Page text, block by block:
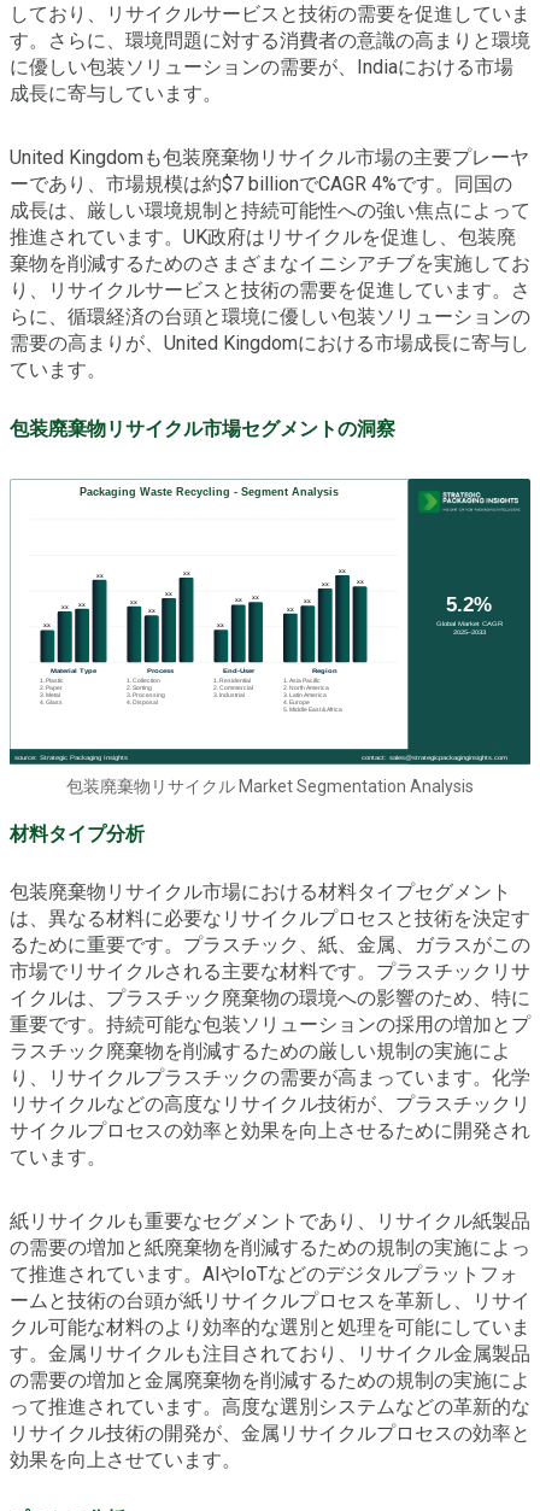
しており、リサイクルサービスと技術の需要を促進していま
す。さらに、環境問題に対する消費者の意識の高まりと環境
に優しい包装ソリューションの需要が、Indiaにおける市場
成長に寄与しています。
United Kingdomも包装廃棄物リサイクル市場の主要プレーヤ
ーであり、市場規模は約$7 billionでCAGR 4%です。同国の
成長は、厳しい環境規制と持続可能性への強い焦点によって
推進されています。UK政府はリサイクルを促進し、包装廃
棄物を削減するためのさまざまなイニシアチブを実施してお
り、リサイクルサービスと技術の需要を促進しています。さ
らに、循環経済の台頭と環境に優しい包装ソリューションの
需要の高まりが、United Kingdomにおける市場成長に寄与し
ています。
包装廃棄物リサイクル市場セグメントの洞察
包装廃棄物リサイクル Market Segmentation Analysis
材料タイプ分析
包装廃棄物リサイクル市場における材料タイプセグメント
は、異なる材料に必要なリサイクルプロセスと技術を決定す
るために重要です。プラスチック、紙、金属、ガラスがこの
市場でリサイクルされる主要な材料です。プラスチックリサ
イクルは、プラスチック廃棄物の環境への影響のため、特に
重要です。持続可能な包装ソリューションの採用の増加とプ
ラスチック廃棄物を削減するための厳しい規制の実施によ
り、リサイクルプラスチックの需要が高まっています。化学
リサイクルなどの高度なリサイクル技術が、プラスチックリ
サイクルプロセスの効率と効果を向上させるために開発され
ています。
紙リサイクルも重要なセグメントであり、リサイクル紙製品
の需要の増加と紙廃棄物を削減するための規制の実施によっ
て推進されています。AIやIoTなどのデジタルプラットフォ
ームと技術の台頭が紙リサイクルプロセスを革新し、リサイ
クル可能な材料のより効率的な選別と処理を可能にしていま
す。金属リサイクルも注目されており、リサイクル金属製品
の需要の増加と金属廃棄物を削減するための規制の実施によ
って推進されています。高度な選別システムなどの革新的な
リサイクル技術の開発が、金属リサイクルプロセスの効率と
効果を向上させています。